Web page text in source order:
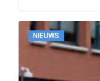
NIEUWS